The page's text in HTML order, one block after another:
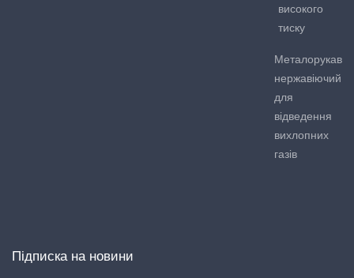
високого
тиску
Металорукав
нержавіючий
для
відведення
вихлопних
газів
Підписка на новини